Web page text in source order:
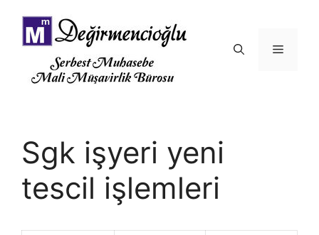
Menü
Sgk işyeri yeni
tescil işlemleri